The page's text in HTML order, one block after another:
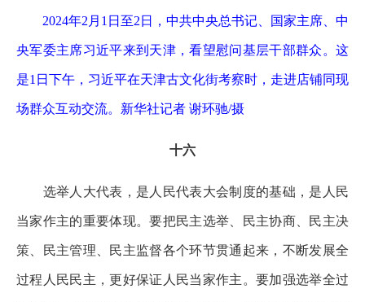
2024年2月1日至2日，中共中央总书记、国家主席、中
央军委主席习近平来到天津，看望慰问基层干部群众。这
是1日下午，习近平在天津古文化街考察时，走进店铺同现
场群众互动交流。新华社记者 谢环驰/摄
十六
选举人大代表，是人民代表大会制度的基础，是人民
当家作主的重要体现。要把民主选举、民主协商、民主决
策、民主管理、民主监督各个环节贯通起来，不断发展全
过程人民民主，更好保证人民当家作主。要加强选举全过